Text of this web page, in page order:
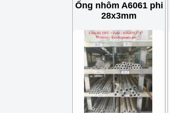
Ống nhôm A6061 phi
28x3mm